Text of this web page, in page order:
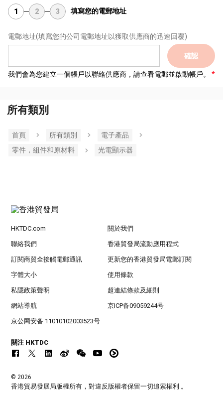
1 2 3 填寫您的電郵地址
電郵地址(填寫您的公司電郵地址以獲取供應商的迅速回覆)
確認
我們會為您建立一個帳戶以聯絡供應商，請查看電郵並啟動帳戶。
所有類別
首頁 所有類別
電子產品
零件，組件和原材料
光電顯示器
HKTDC.com 關於我們
聯絡我們 香港貿發局流動應用程式
訂閱商貿全接觸電郵通訊 更新您的香港貿發局電郵訂閱
字體大小 使用條款
私隱政策聲明 超連結條款及細則
網站導航 京ICP备09059244号
京公网安备 11010102003523号
關注 HKTDC
© 2026
香港貿易發展局版權所有，對違反版權者保留一切追索權利 。